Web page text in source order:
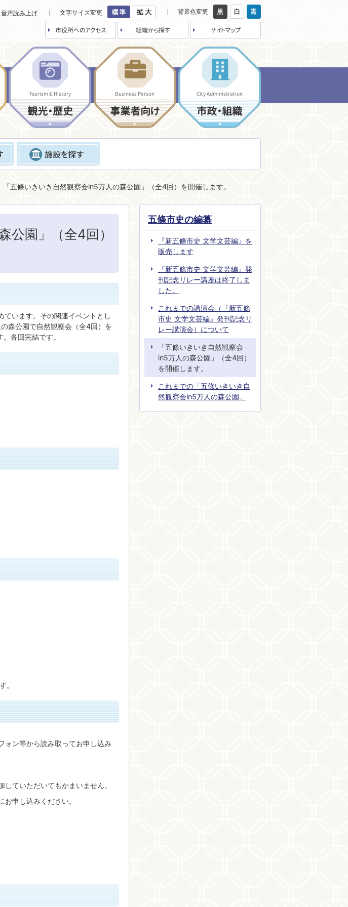
音声読み上げ 文字サイズ変更 背景色変更
市役所へのアクセス 組織から探す サイトマップ
Tourism & History
観光・歴史
Business Person
事業者向け
City Administration
市政・組織
「五條いきいき自然観察会in5万人の森公園」（全4回）を開催します。
公園」（全4回）
います。その関連イベントとし
森公園で自然観察会（全4回）を
各回完結です。
。
ォン等から読み取ってお申し込み
ていただいてもかまいません。
申し込みください。
五條市史の編纂
『新五條市史 文学文芸編』を
販売します
『新五條市史 文学文芸編』発
刊記念リレー講座は終了しま
した。
これまでの講演会（『新五條
市史 文学文芸編』発刊記念リ
レー講演会）について
「五條いきいき自然観察会
in5万人の森公園」（全4回）
を開催します。
これまでの「五條いきいき自
然観察会in5万人の森公園」